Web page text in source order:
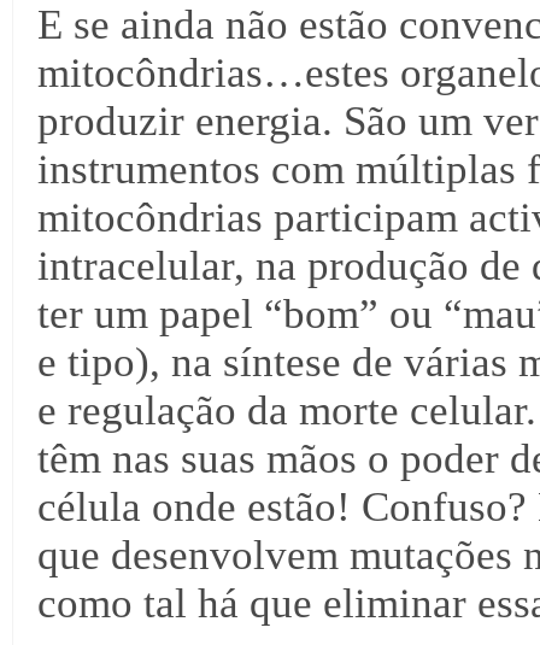
E se ainda não estão
mitocôndrias…estes
produzir energia. São um
instrumentos com múltiplas
mitocôndrias participam
intracelular, na produção
ter um papel “bom” ou
e tipo), na síntese de várias
e regulação da morte
têm nas suas mãos o poder
célula onde estão!
que desenvolvem mutações
como tal há que eliminar